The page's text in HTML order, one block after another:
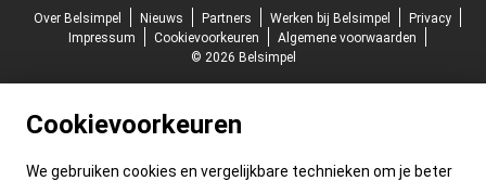
Over Belsimpel
Nieuws Partners Werken bij Belsimpel
Privacy
Impressum
Cookievoorkeuren
Algemene voorwaarden
© 2026 Belsimpel
Cookievoorkeuren
We gebruiken cookies en vergelijkbare technieken om je beter